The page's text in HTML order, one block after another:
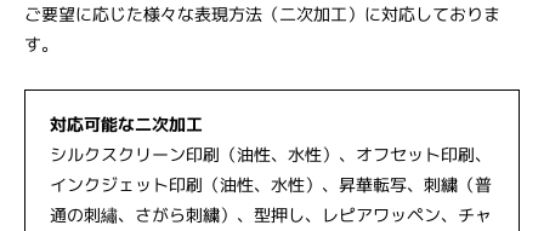
ご要望に応じた様々な表現方法（二次加工）に対応しておりま
す。
対応可能な二次加工
シルクスクリーン印刷（油性、水性）、オフセット印刷、
インクジェット印刷（油性、水性）、昇華転写、刺繍（普
通の刺繡、さがら刺繍）、型押し、レピアワッペン、チャ